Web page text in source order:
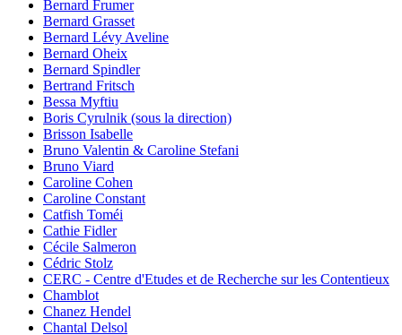
Bernard Frumer
Bernard Grasset
Bernard Lévy Aveline
Bernard Oheix
Bernard Spindler
Bertrand Fritsch
Bessa Myftiu
Boris Cyrulnik (sous la direction)
Brisson Isabelle
Bruno Valentin & Caroline Stefani
Bruno Viard
Caroline Cohen
Caroline Constant
Catfish Toméi
Cathie Fidler
Cécile Salmeron
Cédric Stolz
CERC - Centre d'Etudes et de Recherche sur les Contentieux
Chamblot
Chanez Hendel
Chantal Delsol